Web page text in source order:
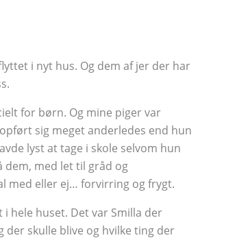
i nyt hus. Og dem af jer der har
for børn. Og mine piger var
sig meget anderledes end hun
lyst at tage i skole selvom hun
med let til gråd og
med eller ej… forvirring og frygt.
hele huset. Det var Smilla der
der skulle blive og hvilke ting der